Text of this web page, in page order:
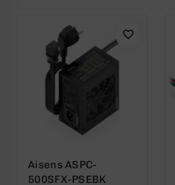
Aisens ASPC-
500SFX-PSEBK